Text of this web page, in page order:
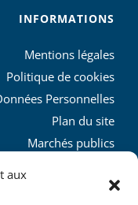
aux
INFORMATIONS
Mentions légales
Politique de cookies
Personnelles
Plan du site
Marchés publics
L’agglo recrute